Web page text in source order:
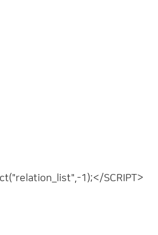
1);</SCRIPT>